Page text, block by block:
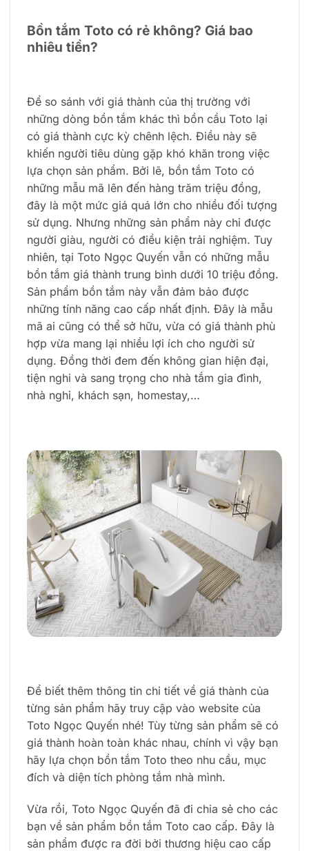
Bồn tắm Toto có rẻ không? Giá bao
nhiêu tiền?
Để so sánh với giá thành của thị trường với
những dòng bồn tắm khác thì bồn cầu Toto lại
có giá thành cực kỳ chênh lệch. Điều này sẽ
khiến người tiêu dùng gặp khó khăn trong việc
lựa chọn sản phẩm. Bởi lẽ, bồn tắm Toto có
những mẫu mã lên đến hàng trăm triệu đồng,
đây là một mức giá quá lớn cho nhiều đối tượng
sử dụng. Nhưng những sản phẩm này chỉ được
người giàu, người có điều kiện trải nghiệm. Tuy
nhiên, tại Toto Ngọc Quyến vẫn có những mẫu
bồn tắm giá thành trung bình dưới 10 triệu đồng.
Sản phẩm bồn tắm này vẫn đảm bảo được
những tính năng cao cấp nhất định. Đây là mẫu
mã ai cũng có thể sở hữu, vừa có giá thành phù
hợp vừa mang lại nhiều lợi ích cho người sử
dụng. Đồng thời đem đến không gian hiện đại,
tiện nghi và sang trọng cho nhà tắm gia đình,
nhà nghỉ, khách sạn, homestay,…
Để biết thêm thông tin chi tiết về giá thành của
từng sản phẩm hãy truy cập vào website của
Toto Ngọc Quyến nhé! Tùy từng sản phẩm sẽ có
giá thành hoàn toàn khác nhau, chính vì vậy bạn
hãy lựa chọn bồn tắm Toto theo nhu cầu, mục
đích và diện tích phòng tắm nhà mình.
Vừa rồi, Toto Ngọc Quyến đã đi chia sẻ cho các
bạn về sản phẩm bồn tắm Toto cao cấp. Đây là
sản phẩm được ra đời bởi thương hiệu cao cấp